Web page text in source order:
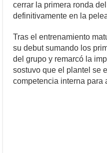
cerrar la primera ronda
definitivamente en la
Tras el entrenamiento
su debut sumando los
del grupo y remarcó la
sostuvo que el plantel se
competencia interna para